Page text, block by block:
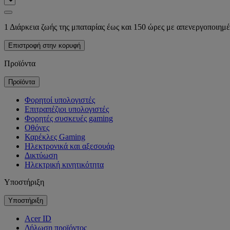
1 Διάρκεια ζωής της μπαταρίας έως και 150 ώρες με
Επιστροφή στην κορυφή
Προϊόντα
Προϊόντα
Φορητοί υπολογιστές
Επιτραπέζιοι υπολογιστές
Φορητές συσκευές gaming
Οθόνες
Καρέκλες Gaming
Ηλεκτρονικά και αξεσουάρ
Δικτύωση
Ηλεκτρική κινητικότητα
Υποστήριξη
Υποστήριξη
Acer ID
Δήλωση προϊόντος